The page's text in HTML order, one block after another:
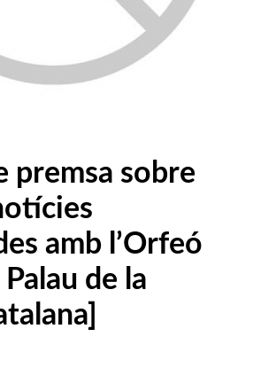
premsa sobre
amb l’Orfeó
de la